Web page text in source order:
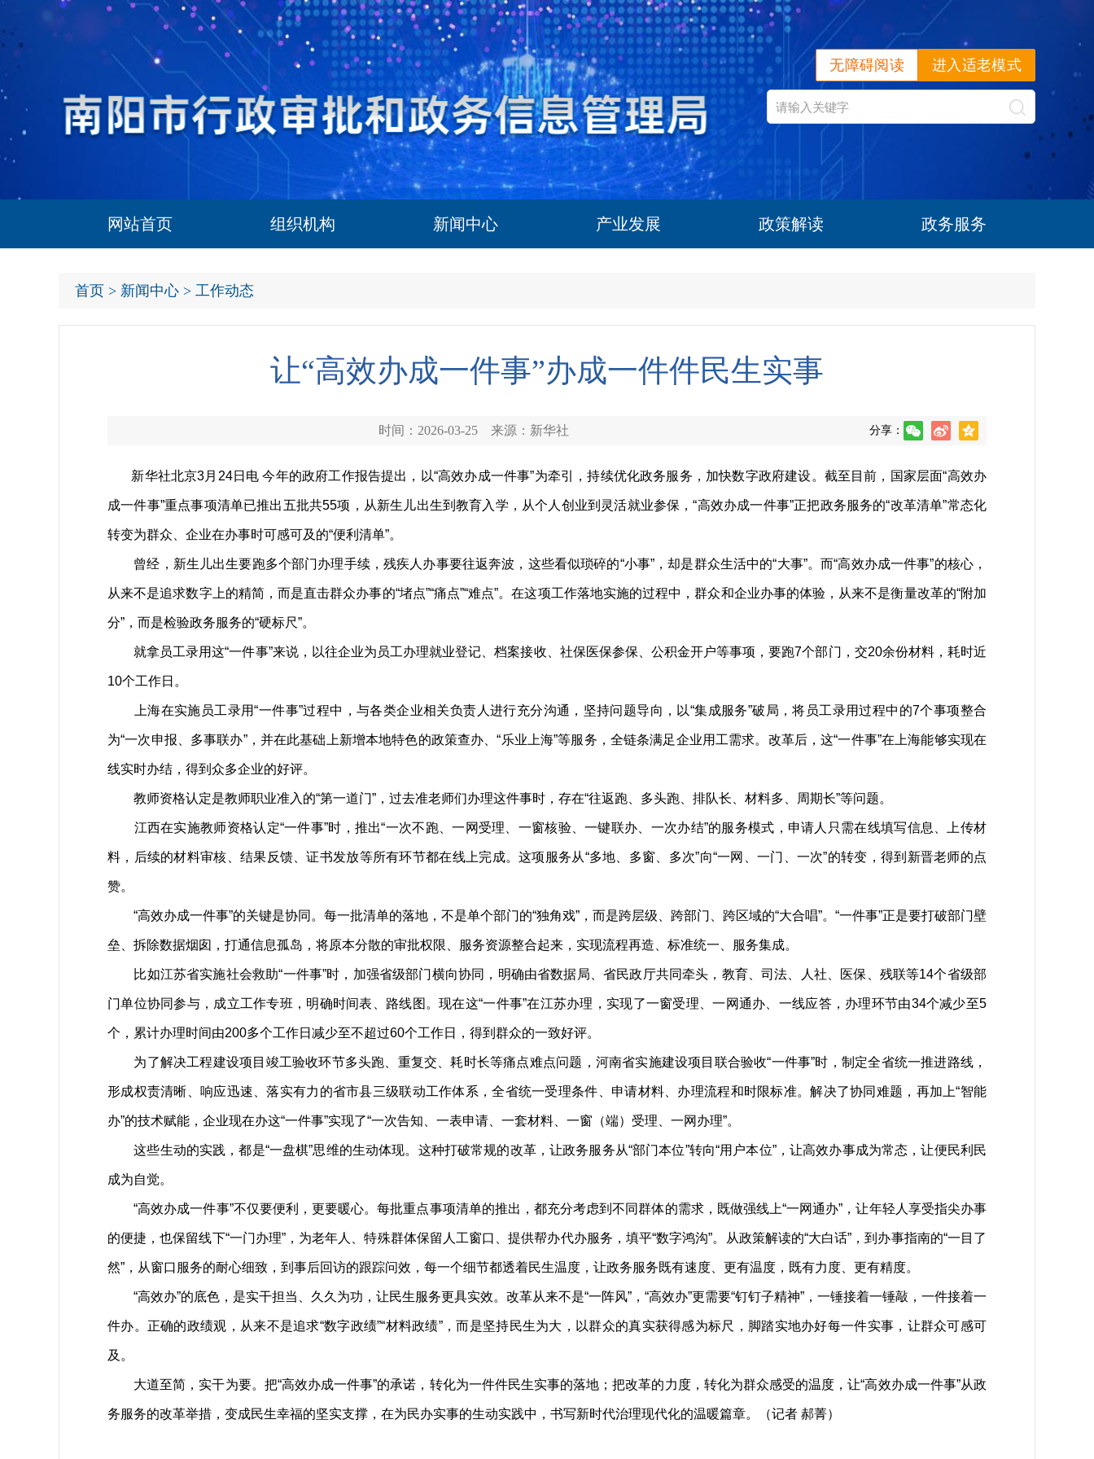
进入适老模式
无障碍阅读
网站首页 组织机构 新闻中心 产业发展 政策解读 政务服务
首页 > 新闻中心 > 工作动态
让“高效办成一件事”办成一件件民生实事
时间：2026-03-25 来源：新华社 分享：
新华社北京3月24日电 今年的政府工作报告提出，以“高效办成一件事”为牵引，持续优化政务服务，加快数字政府建设。截至目前，国家层面“高效办
成一件事”重点事项清单已推出五批共55项，从新生儿出生到教育入学，从个人创业到灵活就业参保，“高效办成一件事”正把政务服务的“改革清单”常态化
转变为群众、企业在办事时可感可及的“便利清单”。
曾经，新生儿出生要跑多个部门办理手续，残疾人办事要往返奔波，这些看似琐碎的“小事”，却是群众生活中的“大事”。而“高效办成一件事”的核心，
从来不是追求数字上的精简，而是直击群众办事的“堵点”“痛点”“难点”。在这项工作落地实施的过程中，群众和企业办事的体验，从来不是衡量改革的“附加
分”，而是检验政务服务的“硬标尺”。
就拿员工录用这“一件事”来说，以往企业为员工办理就业登记、档案接收、社保医保参保、公积金开户等事项，要跑7个部门，交20余份材料，耗时近
10个工作日。
上海在实施员工录用“一件事”过程中，与各类企业相关负责人进行充分沟通，坚持问题导向，以“集成服务”破局，将员工录用过程中的7个事项整合
为“一次申报、多事联办”，并在此基础上新增本地特色的政策查办、“乐业上海”等服务，全链条满足企业用工需求。改革后，这“一件事”在上海能够实现在
线实时办结，得到众多企业的好评。
教师资格认定是教师职业准入的“第一道门”，过去准老师们办理这件事时，存在“往返跑、多头跑、排队长、材料多、周期长”等问题。
江西在实施教师资格认定“一件事”时，推出“一次不跑、一网受理、一窗核验、一键联办、一次办结”的服务模式，申请人只需在线填写信息、上传材
料，后续的材料审核、结果反馈、证书发放等所有环节都在线上完成。这项服务从“多地、多窗、多次”向“一网、一门、一次”的转变，得到新晋老师的点
赞。
“高效办成一件事”的关键是协同。每一批清单的落地，不是单个部门的“独角戏”，而是跨层级、跨部门、跨区域的“大合唱”。“一件事”正是要打破部门壁
垒、拆除数据烟囱，打通信息孤岛，将原本分散的审批权限、服务资源整合起来，实现流程再造、标准统一、服务集成。
比如江苏省实施社会救助“一件事”时，加强省级部门横向协同，明确由省数据局、省民政厅共同牵头，教育、司法、人社、医保、残联等14个省级部
门单位协同参与，成立工作专班，明确时间表、路线图。现在这“一件事”在江苏办理，实现了一窗受理、一网通办、一线应答，办理环节由34个减少至5
个，累计办理时间由200多个工作日减少至不超过60个工作日，得到群众的一致好评。
为了解决工程建设项目竣工验收环节多头跑、重复交、耗时长等痛点难点问题，河南省实施建设项目联合验收“一件事”时，制定全省统一推进路线，
形成权责清晰、响应迅速、落实有力的省市县三级联动工作体系，全省统一受理条件、申请材料、办理流程和时限标准。解决了协同难题，再加上“智能
办”的技术赋能，企业现在办这“一件事”实现了“一次告知、一表申请、一套材料、一窗（端）受理、一网办理”。
这些生动的实践，都是“一盘棋”思维的生动体现。这种打破常规的改革，让政务服务从“部门本位”转向“用户本位”，让高效办事成为常态，让便民利民
成为自觉。
“高效办成一件事”不仅要便利，更要暖心。每批重点事项清单的推出，都充分考虑到不同群体的需求，既做强线上“一网通办”，让年轻人享受指尖办事
的便捷，也保留线下“一门办理”，为老年人、特殊群体保留人工窗口、提供帮办代办服务，填平“数字鸿沟”。从政策解读的“大白话”，到办事指南的“一目了
然”，从窗口服务的耐心细致，到事后回访的跟踪问效，每一个细节都透着民生温度，让政务服务既有速度、更有温度，既有力度、更有精度。
“高效办”的底色，是实干担当、久久为功，让民生服务更具实效。改革从来不是“一阵风”，“高效办”更需要“钉钉子精神”，一锤接着一锤敲，一件接着一
件办。正确的政绩观，从来不是追求“数字政绩”“材料政绩”，而是坚持民生为大，以群众的真实获得感为标尺，脚踏实地办好每一件实事，让群众可感可
及。
大道至简，实干为要。把“高效办成一件事”的承诺，转化为一件件民生实事的落地；把改革的力度，转化为群众感受的温度，让“高效办成一件事”从政
务服务的改革举措，变成民生幸福的坚实支撑，在为民办实事的生动实践中，书写新时代治理现代化的温暖篇章。（记者 郝菁）